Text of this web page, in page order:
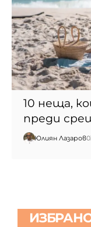
10 неща,
преди
Юлиян Лазаров